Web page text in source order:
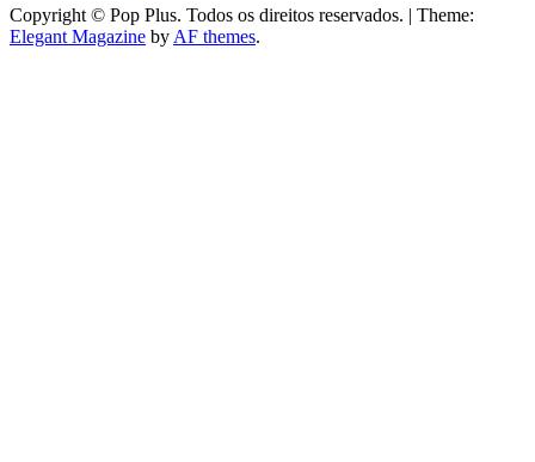
Copyright © Pop Plus. Todos os direitos reservados. | Theme:
Elegant Magazine by AF themes.